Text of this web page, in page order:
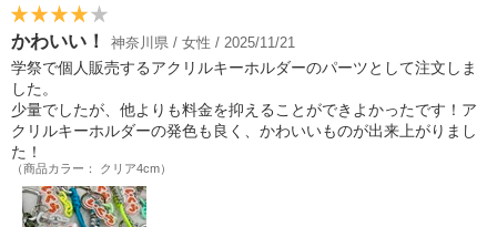
かわいい！ 神奈川県 / 女性 / 2025/11/21
学祭で個人販売するアクリルキーホルダーのパーツとして注文しま
した。
少量でしたが、他よりも料金を抑えることができよかったです！ア
クリルキーホルダーの発色も良く、かわいいものが出来上がりまし
た！
（商品カラー： クリア4cm）